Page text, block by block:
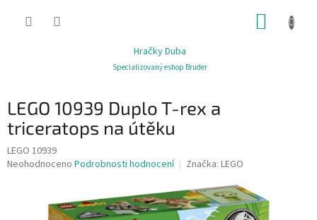
Hračky Duba
Specializovaný eshop Bruder
LEGO 10939 Duplo T-rex a
triceratops na útěku
LEGO 10939
Průměrné
Neohodnoceno Podrobnosti hodnocení Značka: LEGO